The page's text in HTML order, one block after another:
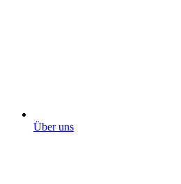
Über uns